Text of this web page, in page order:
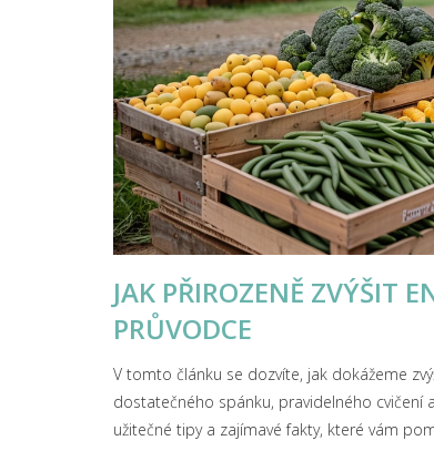
JAK PŘIROZENĚ ZVÝŠIT
PRŮVODCE
V tomto článku se dozvíte, jak dokážeme
dostatečného spánku, pravidelného cvičení
užitečné tipy a zajímavé fakty, které vám